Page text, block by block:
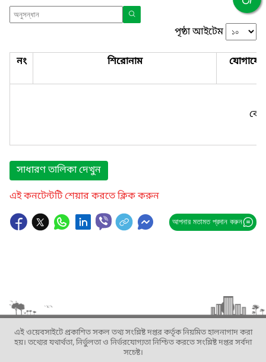
পৃষ্ঠা আইটেম
নং শিরোনাম
সাধারণ তালিকা দেখুন
এই কনটেন্টটি শেয়ার করতে ক্লিক করুন
আপনার মতামত প্রদান করুন
এই ওয়েবসাইটে প্রকাশিত সকল তথ্য সংশ্লিষ্ট দপ্তর কর্তৃক নিয়মিত হালনাগাদ করা
হয়। তথ্যের যথার্থতা, নির্ভুলতা ও নির্ভরযোগ্যতা নিশ্চিত করতে সংশ্লিষ্ট দপ্তর সর্বদা
সচেষ্ট।